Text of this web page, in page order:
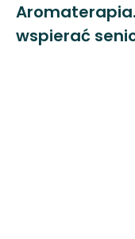
wspierać